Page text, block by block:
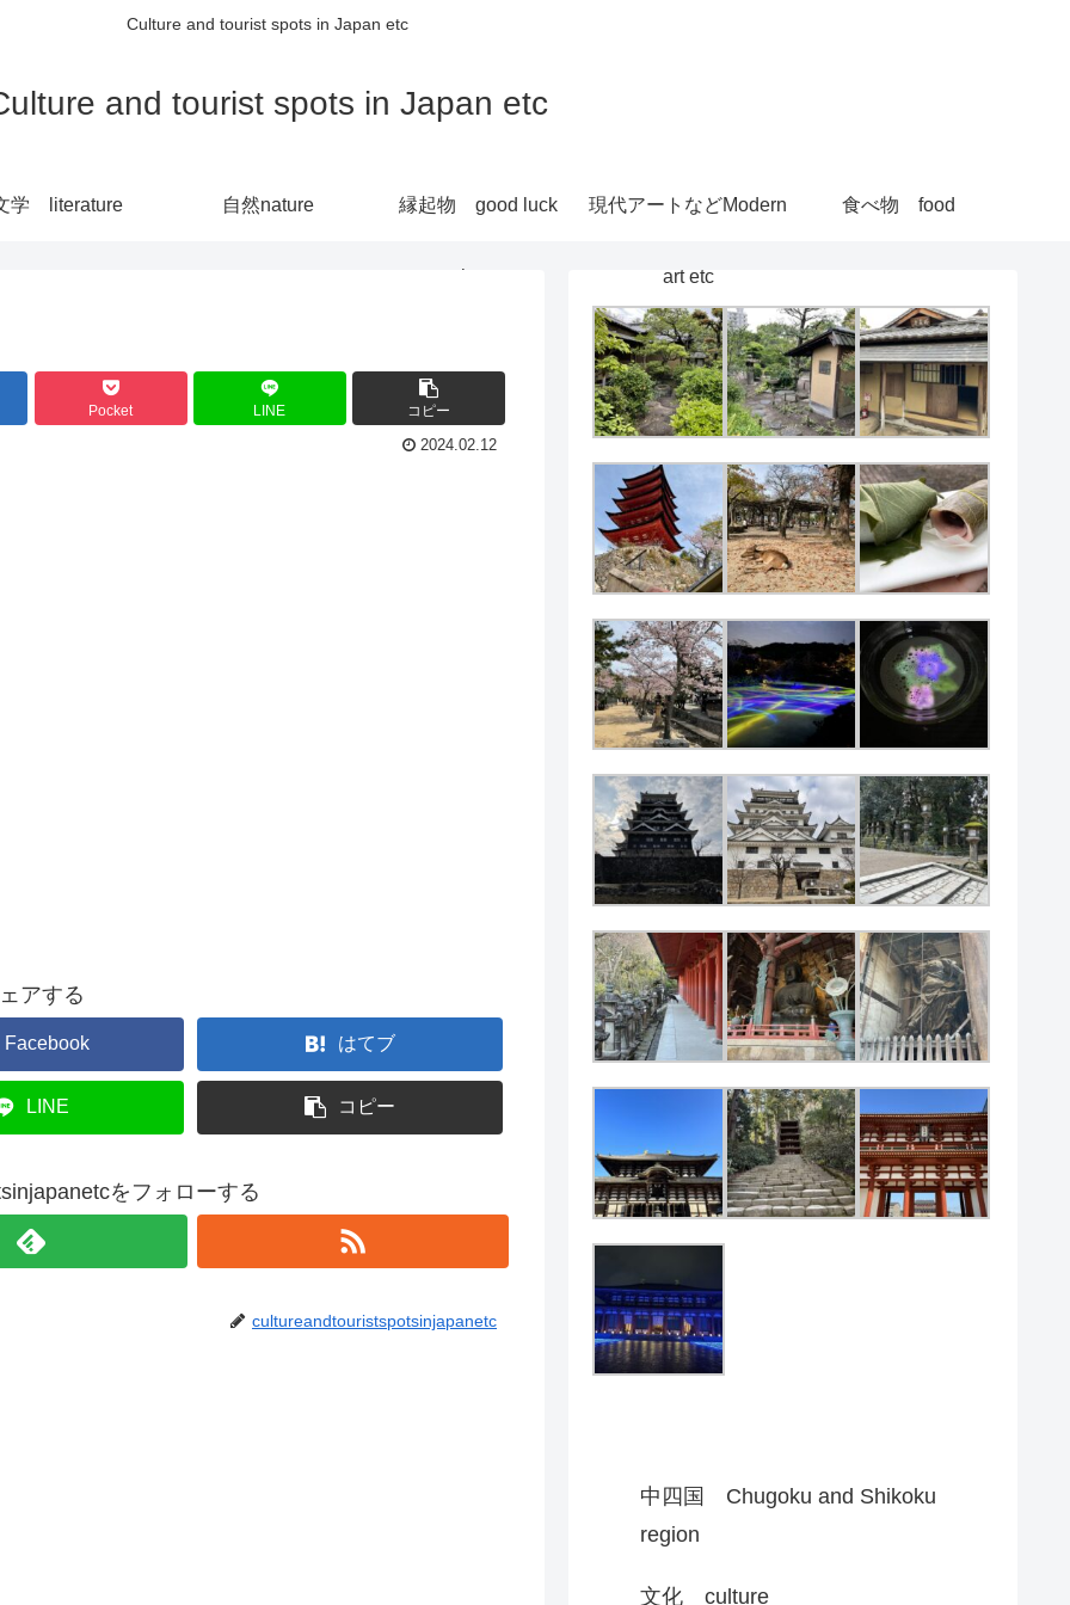
Culture and tourist spots in Japan etc
and tourist spots in Japan etc
学 literature 自然nature 縁起物 good luck
charm
現代アートなどModern
art etc
食べ物 food
Pocket LINE コピー
2024.02.12
アする
Facebook はてブ
LINE コピー
をフォローする
cultureandtouristspotsinjapanetc
中四国 Chugoku and Shikoku
region
文化 culture